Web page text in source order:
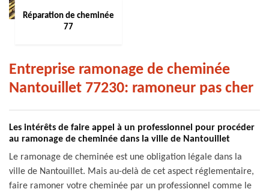
Réparation de cheminée
77
Entreprise ramonage de cheminée
Nantouillet 77230: ramoneur pas cher
Les intérêts de faire appel à un professionnel pour procéder
au ramonage de cheminée dans la ville de Nantouillet
Le ramonage de cheminée est une obligation légale dans la
ville de Nantouillet. Mais au-delà de cet aspect réglementaire,
faire ramoner votre cheminée par un professionnel comme le